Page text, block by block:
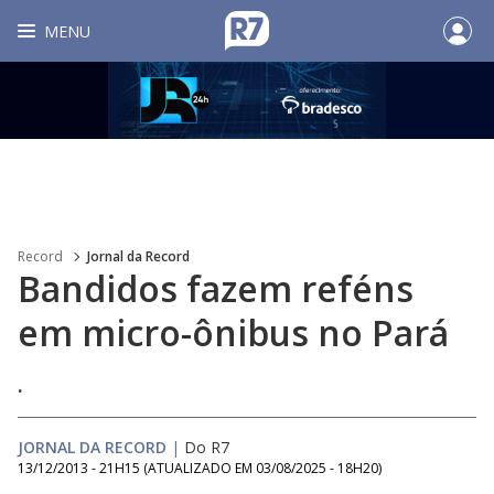
MENU
Record Jornal da Record
Bandidos fazem reféns
em micro-ônibus no Pará
.
JORNAL DA RECORD | Do R7
13/12/2013 - 21H15 (ATUALIZADO EM 03/08/2025 - 18H20)